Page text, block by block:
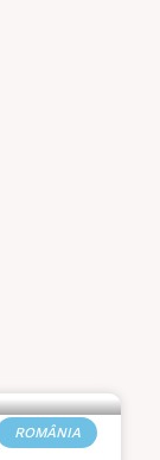
ROMÂNIA